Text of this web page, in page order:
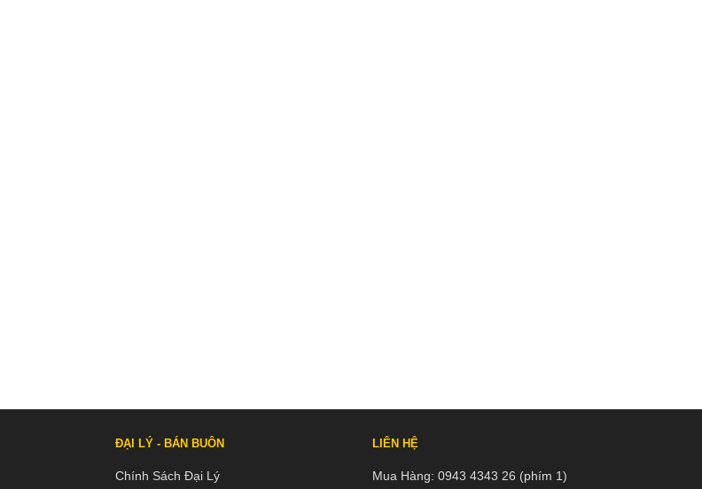
ĐẠI LÝ - BÁN BUÔN
Chính Sách Đại Lý
LIÊN HỆ
Mua Hàng:0943 4343 26 (phím 1)